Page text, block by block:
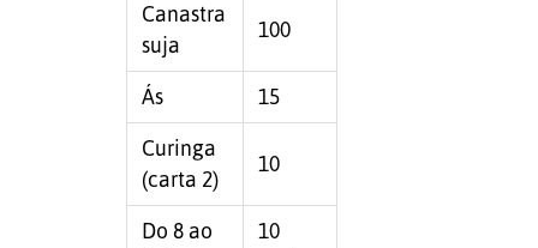
Canastra
suja
100
Ás 15
Curinga
(carta 2)
10
Do 8 ao
10